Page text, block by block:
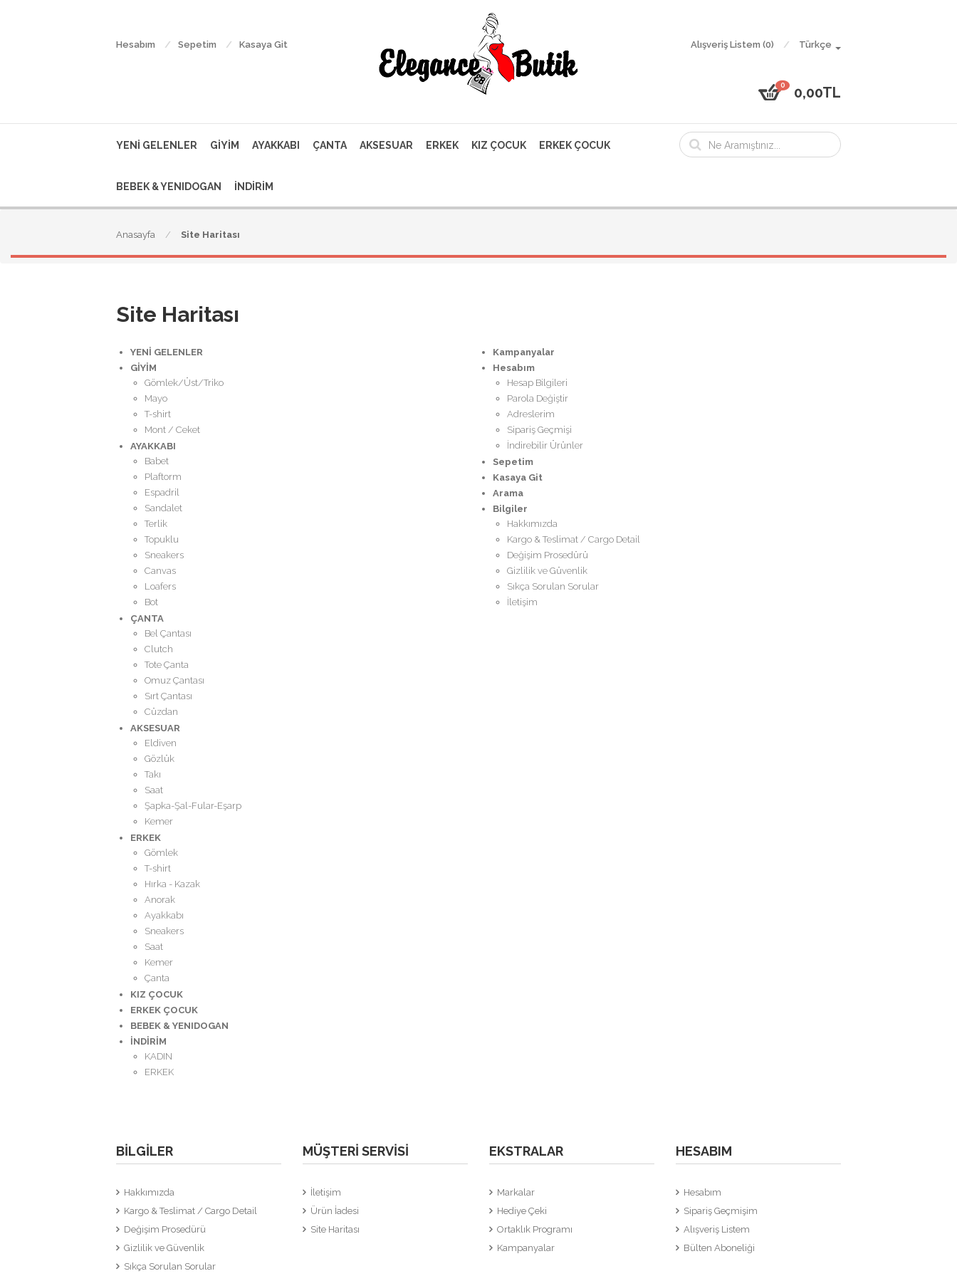
Hesabım Sepetim Kasaya Git Alışveriş Listem (0) Türkçe
0 0,00TL
YENİ GELENLER GİYİM AYAKKABI ÇANTA AKSESUAR ERKEK KIZ ÇOCUK ERKEK ÇOCUK
BEBEK & YENIDOGAN İNDİRİM
Anasayfa Site Haritası
Site Haritası
YENİ GELENLER
GİYİM
Gömlek/Üst/Triko
Mayo
T-shirt
Mont / Ceket
AYAKKABI
Babet
Plaftorm
Espadril
Sandalet
Terlik
Topuklu
Sneakers
Canvas
Loafers
Bot
ÇANTA
Bel Çantası
Clutch
Tote Çanta
Omuz Çantası
Sırt Çantası
Cüzdan
AKSESUAR
Eldiven
Gözlük
Takı
Saat
Şapka-Şal-Fular-Eşarp
Kemer
ERKEK
Gömlek
T-shirt
Hırka - Kazak
Anorak
Ayakkabı
Sneakers
Saat
Kemer
Çanta
KIZ ÇOCUK
ERKEK ÇOCUK
BEBEK & YENIDOGAN
İNDİRİM
KADIN
ERKEK
Kampanyalar
Hesabım
Hesap Bilgileri
Parola Değiştir
Adreslerim
Sipariş Geçmişi
İndirebilir Ürünler
Sepetim
Kasaya Git
Arama
Bilgiler
Hakkımızda
Kargo & Teslimat / Cargo Detail
Değişim Prosedürü
Gizlilik ve Güvenlik
Sıkça Sorulan Sorular
İletişim
BILGILER
Hakkımızda
Kargo & Teslimat / Cargo Detail
Değişim Prosedürü
Gizlilik ve Güvenlik
Sıkça Sorulan Sorular
MÜŞTERI SERVISI
İletişim
Ürün İadesi
Site Haritası
EKSTRALAR
Markalar
Hediye Çeki
Ortaklık Programı
Kampanyalar
HESABIM
Hesabım
Sipariş Geçmişim
Alışveriş Listem
Bülten Aboneliği